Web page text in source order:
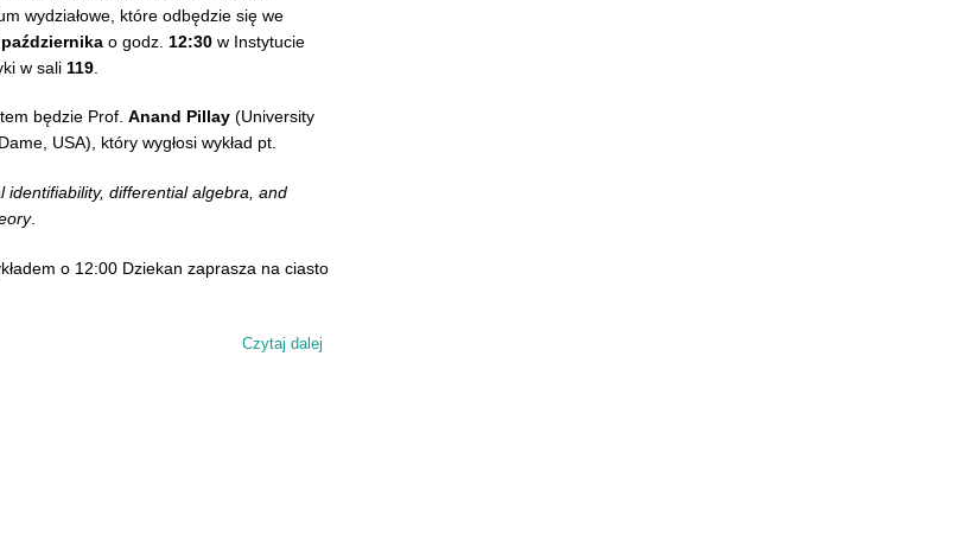
wydziałowe, które odbędzie się we
o godz. 12:30 w Instytucie
w sali 119
będzie Prof. Anand Pillay (University
USA), który wygłosi wykład pt.
identifiability, differential algebra, and
.
o 12:00 Dziekan zaprasza na ciasto
Czytaj dalej